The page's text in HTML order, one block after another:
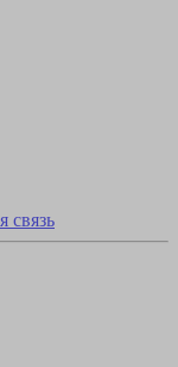
связь